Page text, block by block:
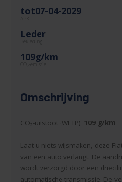
tot07-04-2029
Leder
Bekleding
109g/km
Omschrijving
CO₂-uitstoot (WLTP): 109 g/km
Laat u niets wijsmaken, deze
van een auto verlangt. De
wordt verzorgd door een
automatische transmissie. De